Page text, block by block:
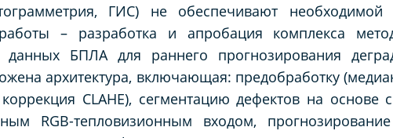
ГИС) не обеспечивают необходимой
– разработка и апробация комплекса
данных БПЛА для раннего прогнозирования
архитектура, включающая: предобработку
CLAHE), сегментацию дефектов на основе
RGB-тепловизионным входом,